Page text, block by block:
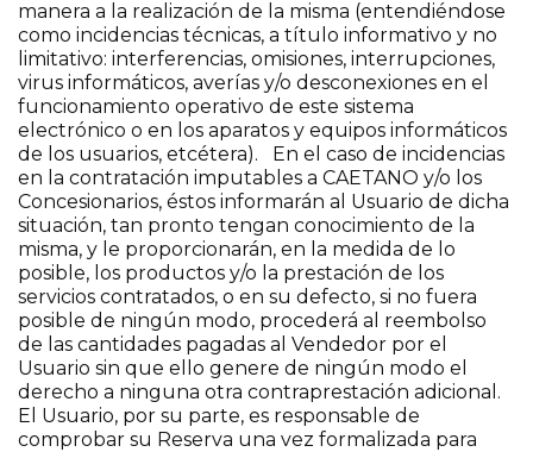
manera a la realización de la misma (entendiéndose
como incidencias técnicas, a título informativo y no
limitativo: interferencias, omisiones, interrupciones,
virus informáticos, averías y/o desconexiones en el
funcionamiento operativo de este sistema
electrónico o en los aparatos y equipos informáticos
de los usuarios, etcétera). En el caso de incidencias
en la contratación imputables a CAETANO y/o los
Concesionarios, éstos informarán al Usuario de dicha
situación, tan pronto tengan conocimiento de la
misma, y le proporcionarán, en la medida de lo
posible, los productos y/o la prestación de los
servicios contratados, o en su defecto, si no fuera
posible de ningún modo, procederá al reembolso
de las cantidades pagadas al Vendedor por el
Usuario sin que ello genere de ningún modo el
derecho a ninguna otra contraprestación adicional.
El Usuario, por su parte, es responsable de
comprobar su Reserva una vez formalizada para